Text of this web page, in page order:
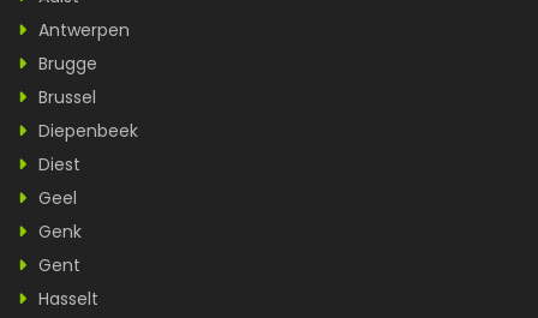
Antwerpen
Brugge
Brussel
Diepenbeek
Diest
Geel
Genk
Gent
Hasselt